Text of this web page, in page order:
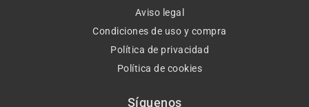
Aviso legal
Condiciones de uso y compra
Política de privacidad
Política de cookies
Síguenos